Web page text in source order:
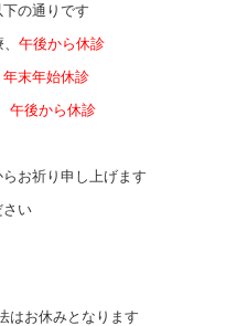
の通りです
午後から休診
末年始休診
午後から休診
お祈り申し上げます
さい
はお休みとなります